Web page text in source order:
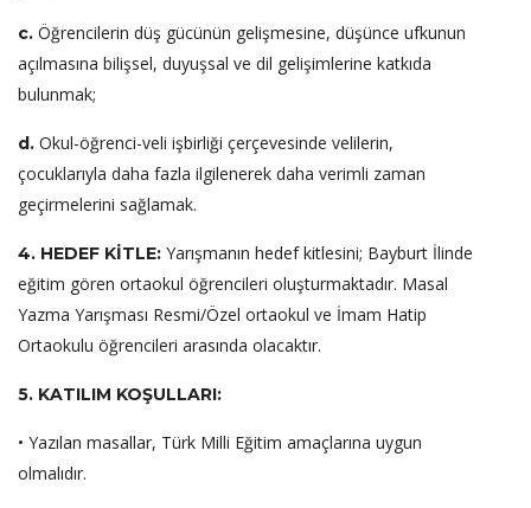
c. Öğrencilerin düş gücünün gelişmesine, düşünce ufkunun
açılmasına bilişsel, duyuşsal ve dil gelişimlerine katkıda
bulunmak;
d. Okul-öğrenci-veli işbirliği çerçevesinde velilerin,
çocuklarıyla daha fazla ilgilenerek daha verimli zaman
geçirmelerini sağlamak.
4. HEDEF KİTLE: Yarışmanın hedef kitlesini; Bayburt İlinde
eğitim gören ortaokul öğrencileri oluşturmaktadır. Masal
Yazma Yarışması Resmi/Özel ortaokul ve İmam Hatip
Ortaokulu öğrencileri arasında olacaktır.
5. KATILIM KOŞULLARI:
• Yazılan masallar, Türk Milli Eğitim amaçlarına uygun
olmalıdır.